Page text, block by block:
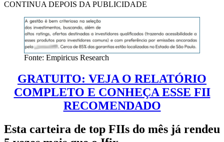
CONTINUA DEPOIS DA PUBLICIDADE
Fonte: Empiricus Research
GRATUITO: VEJA O RELATÓRIO
COMPLETO E CONHEÇA ESSE FII
RECOMENDADO
Esta carteira de top FIIs do mês já rendeu